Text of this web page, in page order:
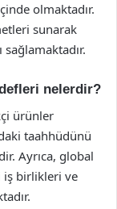
olmaktadır.
sunarak
nelerdir?
ürünler
taahhüdünü
Ayrıca, global
iş birlikleri ve